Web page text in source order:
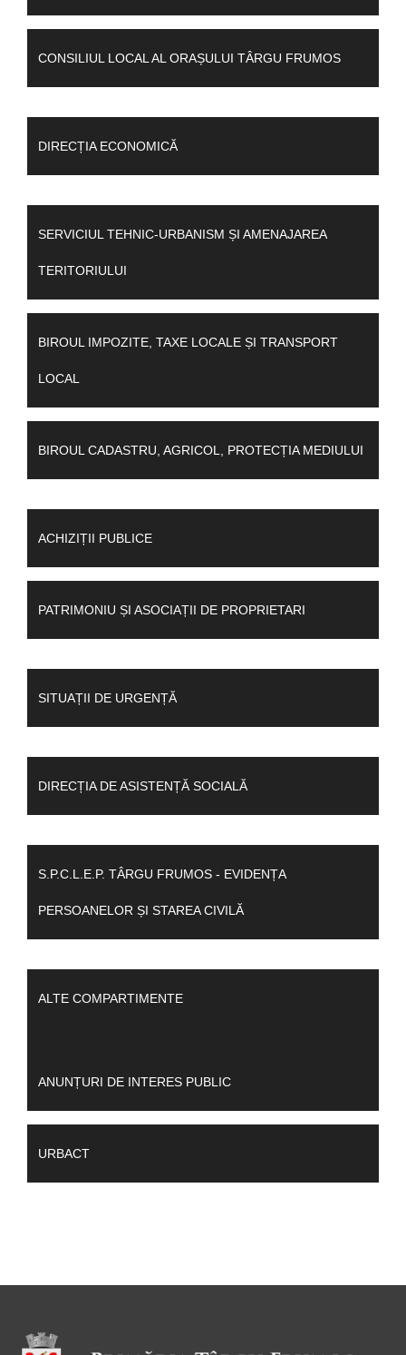
CONSILIUL LOCAL AL ORAȘULUI TÂRGU FRUMOS
DIRECȚIA ECONOMICĂ
SERVICIUL TEHNIC-URBANISM ȘI AMENAJAREA
TERITORIULUI
BIROUL IMPOZITE, TAXE LOCALE ȘI TRANSPORT
LOCAL
BIROUL CADASTRU, AGRICOL, PROTECȚIA MEDIULUI
ACHIZIȚII PUBLICE
PATRIMONIU ȘI ASOCIAȚII DE PROPRIETARI
SITUAȚII DE URGENȚĂ
DIRECȚIA DE ASISTENȚĂ SOCIALĂ
S.P.C.L.E.P. TÂRGU FRUMOS - EVIDENȚA
PERSOANELOR ȘI STAREA CIVILĂ
ALTE COMPARTIMENTE
ANUNȚURI DE INTERES PUBLIC
URBACT